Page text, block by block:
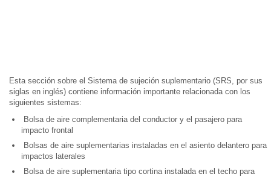
Esta sección sobre el Sistema de sujeción suplementario (SRS, por sus
siglas en inglés) contiene información importante relacionada con los
siguientes sistemas:
Bolsa de aire complementaria del conductor y el pasajero para
impacto frontal
Bolsas de aire suplementarias instaladas en el asiento delantero para
impactos laterales
Bolsa de aire suplementaria tipo cortina instalada en el techo para